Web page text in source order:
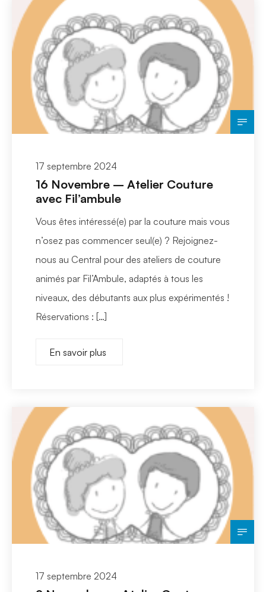
17 septembre 2024
16 Novembre – Atelier Couture
avec Fil’ambule
Vous êtes intéressé(e) par la couture mais vous
n’osez pas commencer seul(e) ? Rejoignez-
nous au Central pour des ateliers de couture
animés par Fil’Ambule, adaptés à tous les
niveaux, des débutants aux plus expérimentés !
Réservations : […]
En savoir plus
17 septembre 2024